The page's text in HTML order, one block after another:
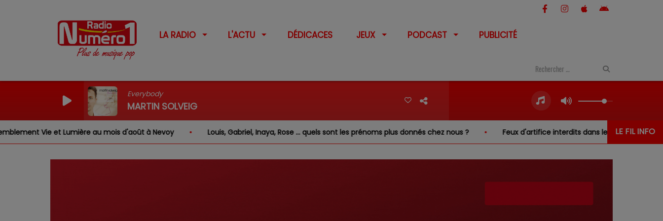
LA RADIO L'ACTU DÉDICACES JEUX PODCAST PUBLICITÉ
Everybody
MARTIN SOLVEIG
LE FIL INFO
Vie et Lumière au mois d'août à Nevoy Louis, Gabriel, Inaya, Rose … quels sont les prénoms plus donnés chez nous ? Feux d'artifice interdits dans le Cher… sauf au-